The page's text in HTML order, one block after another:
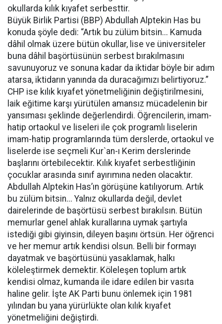
okullarda kılık kıyafet serbesttir.
Büyük Birlik Partisi (BBP) Abdullah Alptekin Has bu
konuda şöyle dedi: “Artık bu zülüm bitsin... Kamuda
dâhil olmak üzere bütün okullar, lise ve üniversiteler
buna dâhil başörtüsünün serbest bırakılmasını
savunuyoruz ve sonuna kadar da iktidar böyle bir adım
atarsa, iktidarın yanında da duracağımızı belirtiyoruz.”
CHP ise kılık kıyafet yönetmeliğinin değiştirilmesini,
laik eğitime karşı yürütülen amansız mücadelenin bir
yansıması şeklinde değerlendirdi. Öğrencilerin, imam-
hatip ortaokul ve liseleri ile çok programlı liselerin
imam-hatip programlarında tüm derslerde, ortaokul ve
liselerde ise seçmeli Kur`an-ı Kerim derslerinde
başlarını örtebilecektir. Kılık kıyafet serbestliğinin
çocuklar arasında sınıf ayırımına neden olacaktır.
Abdullah Alptekin Has’ın görüşüne katılıyorum. Artık
bu zülüm bitsin... Yalnız okullarda değil, devlet
dairelerinde de başörtüsü serbest bırakılsın. Bütün
memurlar genel ahlak kurallarına uymak şartıyla
istediği gibi giyinsin, dileyen başını örtsün. Her öğrenci
ve her memur artık kendisi olsun. Belli bir formayı
dayatmak ve başörtüsünü yasaklamak, halkı
köleleştirmek demektir. Köleleşen toplum artık
kendisi olmaz, kumanda ile idare edilen bir vasıta
haline gelir. İşte AK Parti bunu önlemek için 1981
yılından bu yana yürürlükte olan kılık kıyafet
yönetmeliğini değiştirdi.